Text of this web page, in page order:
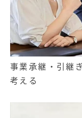
事業承継・引継
考える